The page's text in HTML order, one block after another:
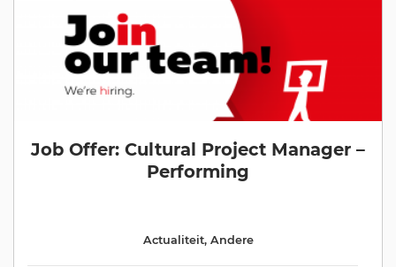
Job Offer: Cultural Project Manager –
Performing
Actualiteit, Andere